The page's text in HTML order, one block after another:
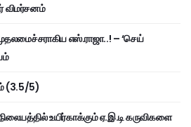
விமர்சனம்
எஸ்.ராஜா..! – ‘செய்
(3.5/5)
உயிர்காக்கும் ஏ.இ.டி கருவிகளை